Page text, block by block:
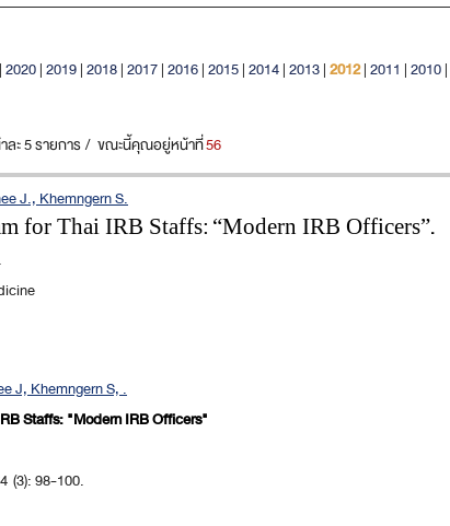
|2020|2019|2018|2017|2016|2015|2014|2013|2012|2011 |2010|
ละ 5 รายการ / ขณะนี้คุณอยู่หน้าที่56
J., Khemngern S.
for Thai IRB Staffs: “Modern IRB Officers”.
J, Khemngern S, .
Staffs: "Modern IRB Officers"
(3): 98-100.